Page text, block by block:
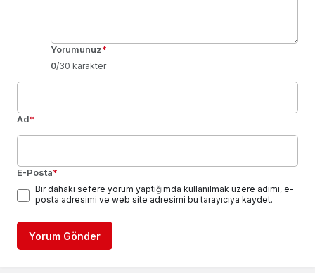
Yorumunuz*
0/30 karakter
Ad*
E-Posta*
Bir dahaki sefere yorum yaptığımda kullanılmak üzere adımı, e-
posta adresimi ve web site adresimi bu tarayıcıya kaydet.
Yorum Gönder